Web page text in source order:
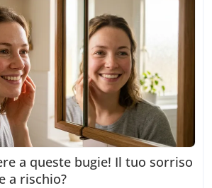
a queste bugie! Il tuo sorriso
a rischio?